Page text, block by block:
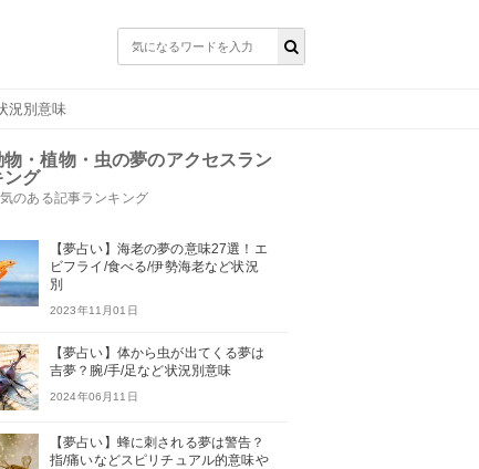
況別意味
物・植物・虫の夢のアクセスラン
ング
のある記事ランキング
【夢占い】海老の夢の意味27選！エ
ビフライ/食べる/伊勢海老など状況
別
2023年11月01日
【夢占い】体から虫が出てくる夢は
吉夢？腕/手/足など状況別意味
2024年06月11日
【夢占い】蜂に刺される夢は警告？
指/痛いなどスピリチュアル的意味や